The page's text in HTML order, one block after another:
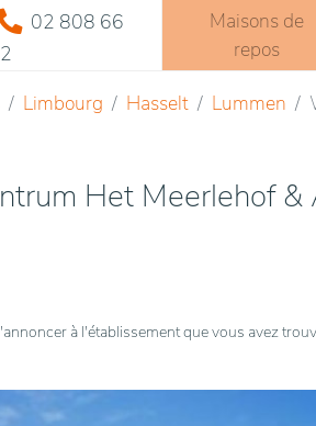
02 808 66
Maisons de
repos
Limbourg Hasselt Lummen
Het Meerlehof
à l'établissement que vous avez